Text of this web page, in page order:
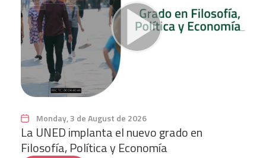
Monday, 3 de August de 2026
La UNED implanta el nuevo grado en
Filosofía, Política y Economía